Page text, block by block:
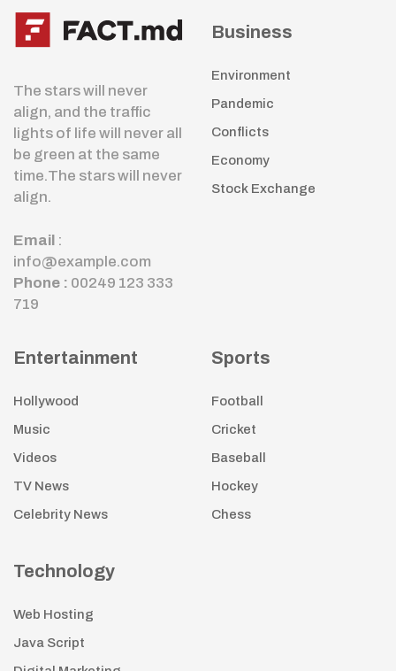
The stars will never
align, and the traffic
lights of life will never all
be green at the same
time.The stars will never
align.
Email :
info@example.com
Phone : 00249 123 333
719
Business
Environment
Pandemic
Conflicts
Economy
Stock Exchange
Entertainment
Hollywood
Music
Videos
TV News
Celebrity News
Sports
Football
Cricket
Baseball
Hockey
Chess
Technology
Web Hosting
Java Script